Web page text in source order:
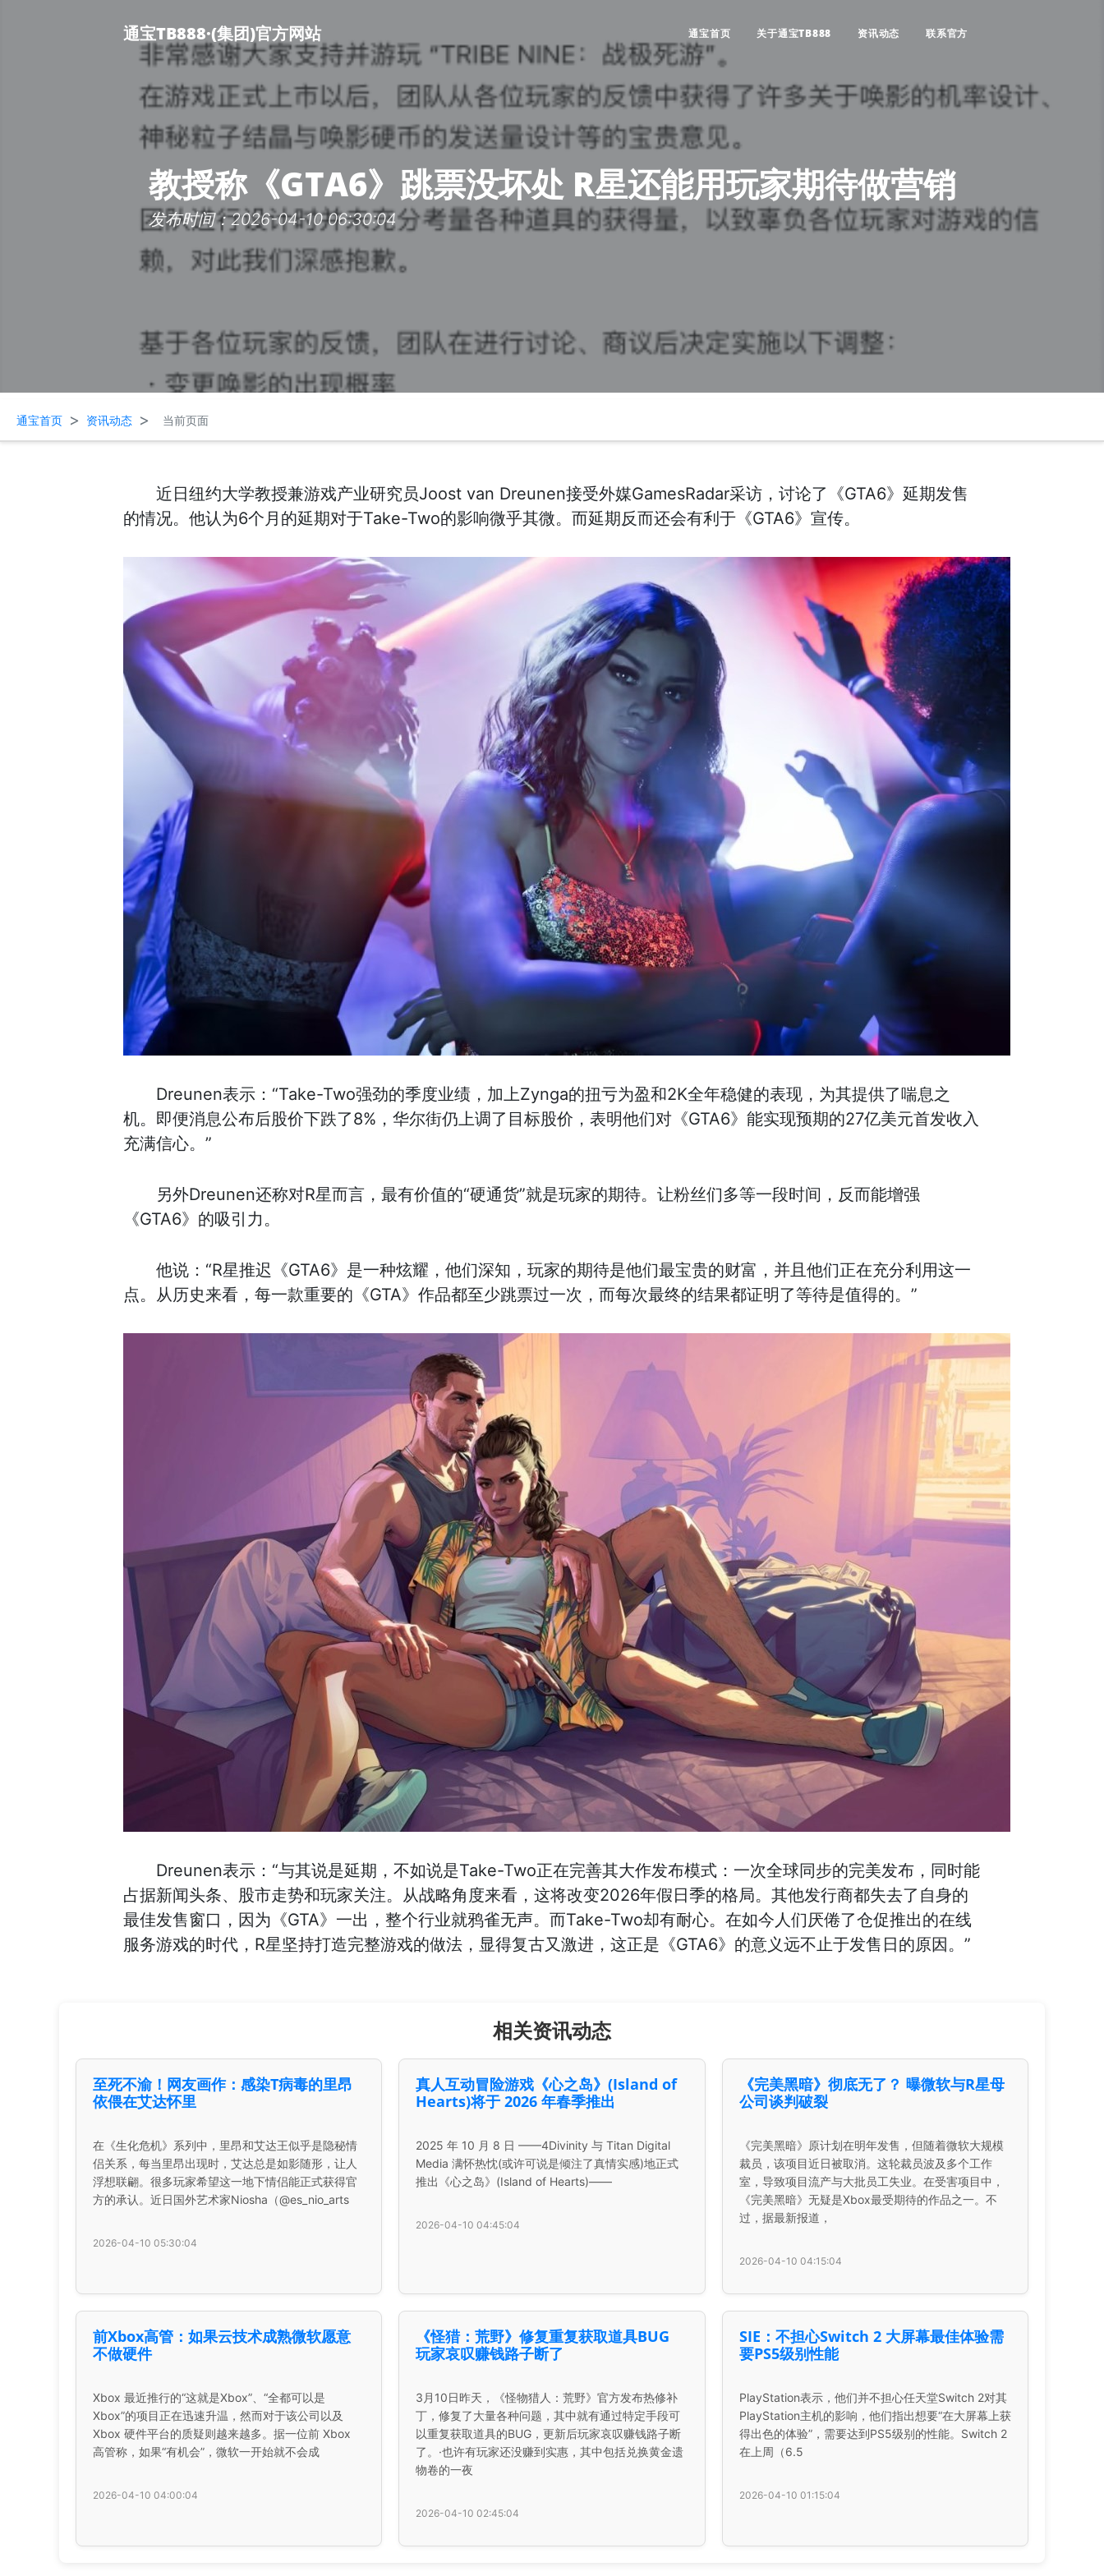
通宝TB888·(集团)官方网站 通宝首页 关于通宝TB888 资讯动态 联系官方
教授称《GTA6》跳票没坏处 R星还能用玩家期待做营销
发布时间：2026-04-10 06:30:04
通宝首页 > 资讯动态 > 当前页面
近日纽约大学教授兼游戏产业研究员Joost van Dreunen接受外媒GamesRadar采访，讨论了《GTA6》延期发售
的情况。他认为6个月的延期对于Take-Two的影响微乎其微。而延期反而还会有利于《GTA6》宣传。
Dreunen表示：“Take-Two强劲的季度业绩，加上Zynga的扭亏为盈和2K全年稳健的表现，为其提供了喘息之
机。即便消息公布后股价下跌了8%，华尔街仍上调了目标股价，表明他们对《GTA6》能实现预期的27亿美元首发收入
充满信心。”
另外Dreunen还称对R星而言，最有价值的“硬通货”就是玩家的期待。让粉丝们多等一段时间，反而能增强
《GTA6》的吸引力。
他说：“R星推迟《GTA6》是一种炫耀，他们深知，玩家的期待是他们最宝贵的财富，并且他们正在充分利用这一
点。从历史来看，每一款重要的《GTA》作品都至少跳票过一次，而每次最终的结果都证明了等待是值得的。”
Dreunen表示：“与其说是延期，不如说是Take-Two正在完善其大作发布模式：一次全球同步的完美发布，同时能
占据新闻头条、股市走势和玩家关注。从战略角度来看，这将改变2026年假日季的格局。其他发行商都失去了自身的
最佳发售窗口，因为《GTA》一出，整个行业就鸦雀无声。而Take-Two却有耐心。在如今人们厌倦了仓促推出的在线
服务游戏的时代，R星坚持打造完整游戏的做法，显得复古又激进，这正是《GTA6》的意义远不止于发售日的原因。”
相关资讯动态
至死不渝！网友画作：感染T病毒的里昂
依偎在艾达怀里
在《生化危机》系列中，里昂和艾达王似乎是隐秘情
侣关系，每当里昂出现时，艾达总是如影随形，让人
浮想联翩。很多玩家希望这一地下情侣能正式获得官
方的承认。近日国外艺术家Niosha（@es_nio_arts
2026-04-10 05:30:04
真人互动冒险游戏《心之岛》(Island of
Hearts)将于 2026 年春季推出
2025 年 10 月 8 日 ——4Divinity 与 Titan Digital
Media 满怀热忱(或许可说是倾注了真情实感)地正式
推出《心之岛》(Island of Hearts)——
2026-04-10 04:45:04
《完美黑暗》彻底无了？ 曝微软与R星母
公司谈判破裂
《完美黑暗》原计划在明年发售，但随着微软大规模
裁员，该项目近日被取消。这轮裁员波及多个工作
室，导致项目流产与大批员工失业。在受害项目中，
《完美黑暗》无疑是Xbox最受期待的作品之一。不
过，据最新报道，
2026-04-10 04:15:04
前Xbox高管：如果云技术成熟微软愿意
不做硬件
Xbox 最近推行的“这就是Xbox”、“全都可以是
Xbox”的项目正在迅速升温，然而对于该公司以及
Xbox 硬件平台的质疑则越来越多。据一位前 Xbox
高管称，如果“有机会”，微软一开始就不会成
2026-04-10 04:00:04
《怪猎：荒野》修复重复获取道具BUG
玩家哀叹赚钱路子断了
3月10日昨天，《怪物猎人：荒野》官方发布热修补
丁，修复了大量各种问题，其中就有通过特定手段可
以重复获取道具的BUG，更新后玩家哀叹赚钱路子断
了。·也许有玩家还没赚到实惠，其中包括兑换黄金遗
物卷的一夜
2026-04-10 02:45:04
SIE：不担心Switch 2 大屏幕最佳体验需
要PS5级别性能
PlayStation表示，他们并不担心任天堂Switch 2对其
PlayStation主机的影响，他们指出想要“在大屏幕上获
得出色的体验”，需要达到PS5级别的性能。Switch 2
在上周（6.5
2026-04-10 01:15:04